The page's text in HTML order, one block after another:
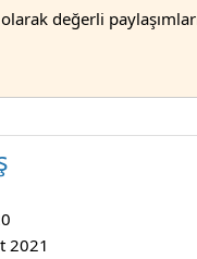
değerli
2021